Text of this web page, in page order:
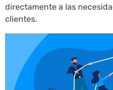
directamente a las
clientes.